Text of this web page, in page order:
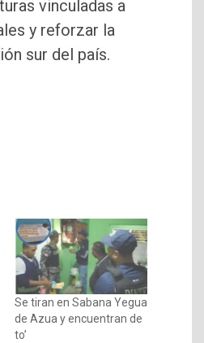
vinculadas a
y reforzar la
sur del país.
Se tiran en Sabana Yegua
de Azua y encuentran de
to’